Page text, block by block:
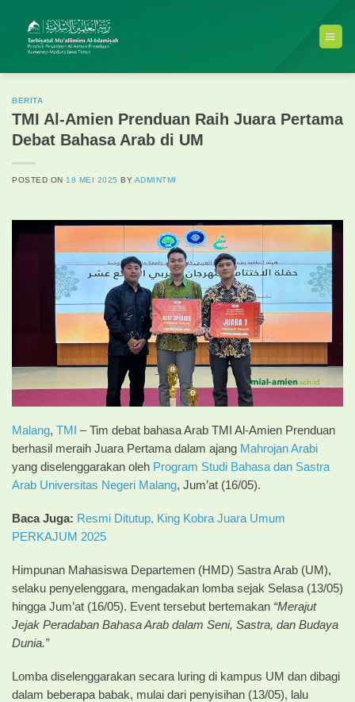
content
BERITA
TMI Al-Amien Prenduan Raih Juara Pertama
Debat Bahasa Arab di UM
POSTED ON 18 MEI 2025 BY ADMINTMI
Malang, TMI
– Tim debat bahasa Arab TMI Al-Amien Prenduan
berhasil meraih Juara Pertama dalam ajang Mahrojan Arabi
yang diselenggarakan oleh Program Studi Bahasa dan Sastra
Arab Universitas Negeri Malang, Jum’at (16/05).
Baca Juga: Resmi Ditutup, King Kobra Juara Umum
PERKAJUM 2025
Himpunan Mahasiswa Departemen (HMD) Sastra Arab (UM),
selaku penyelenggara, mengadakan lomba sejak Selasa (13/05)
hingga Jum’at (16/05). Event tersebut bertemakan “Merajut
Jejak Peradaban Bahasa Arab dalam Seni, Sastra, dan Budaya
Dunia.”
Lomba diselenggarakan secara luring di kampus UM dan dibagi
dalam beberapa babak, mulai dari penyisihan (13/05), lalu